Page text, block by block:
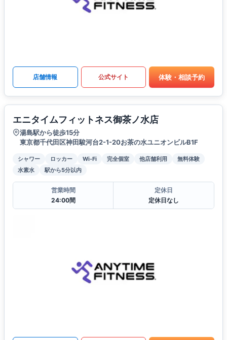
店舗情報 公式サイト 体験・相談予約
エニタイムフィットネス御茶ノ水店
湯島駅から徒歩15分
東京都千代田区神田駿河台2-1-20お茶の水ユニオンビルB1F
シャワー ロッカー Wi-Fi 完全個室 他店舗利用
無料体験
水素水
駅から5分以内
営業時間
24:00間
定休日
定休日なし